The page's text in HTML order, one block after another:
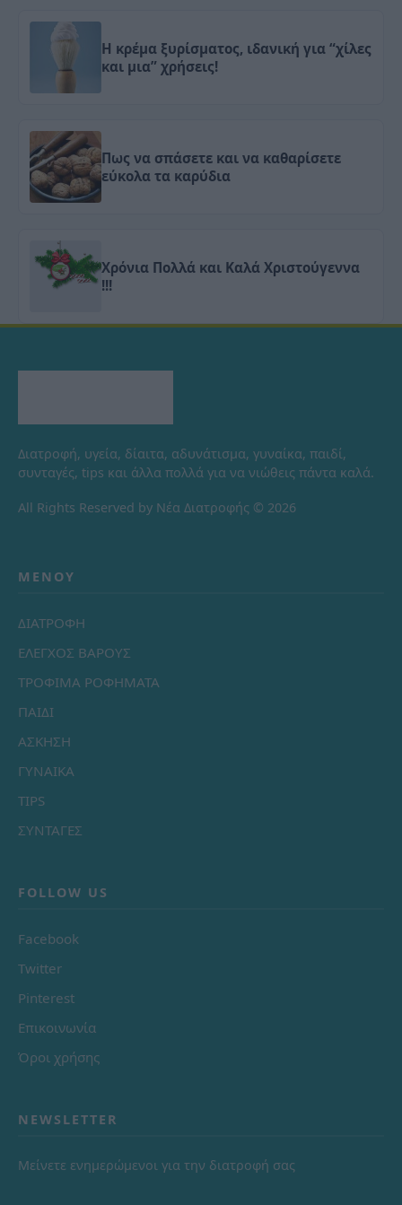
Η κρέμα ξυρίσματος, ιδανική για “χίλες
και μια” χρήσεις!
Πως να σπάσετε και να καθαρίσετε
εύκολα τα καρύδια
Χρόνια Πολλά και Καλά Χριστούγεννα
!!!
Διατροφή, υγεία, δίαιτα, αδυνάτισμα, γυναίκα, παιδί,
συνταγές, tips και άλλα πολλά για να νιώθεις πάντα καλά.
All Rights Reserved by Νέα Διατροφής © 2026
ΜΕΝΟΎ
ΔΙΑΤΡΟΦΗ
ΕΛΕΓΧΟΣ ΒΑΡΟΥΣ
ΤΡΟΦΙΜΑ ΡΟΦΗΜΑΤΑ
ΠΑΙΔΙ
ΑΣΚΗΣΗ
ΓΥΝΑΙΚΑ
TIPS
ΣΥΝΤΑΓΕΣ
FOLLOW US
Facebook
Twitter
Pinterest
Επικοινωνία
Όροι χρήσης
NEWSLETTER
Μείνετε ενημερώμενοι για την διατροφή σας